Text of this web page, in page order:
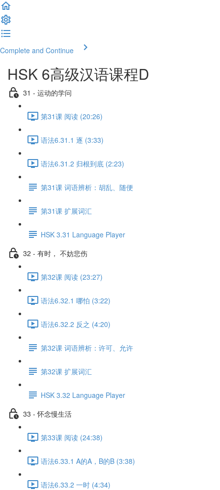
Complete and Continue
HSK 6高级汉语课程D
31 - 运动的学问
第31课 阅读 (20:26)
语法6.31.1 逐 (3:33)
语法6.31.2 归根到底 (2:23)
第31课 词语辨析：胡乱、随便
第31课 扩展词汇
HSK 3.31 Language Player
32 - 有时， 不妨悲伤
第32课 阅读 (23:27)
语法6.32.1 哪怕 (3:22)
语法6.32.2 反之 (4:20)
第32课 词语辨析：许可、允许
第32课 扩展词汇
HSK 3.32 Language Player
33 - 怀念慢生活
第33课 阅读 (24:38)
语法6.33.1 A的A，B的B (3:38)
语法6.33.2 一时 (4:34)